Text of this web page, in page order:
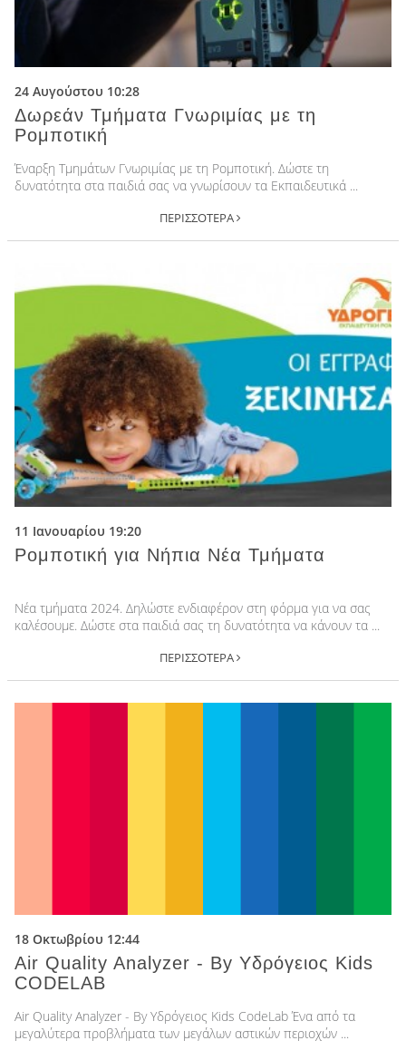
24 Αυγούστου 10:28
Δωρεάν Τμήματα Γνωριμίας με τη
Ρομποτική
Έναρξη Τμημάτων Γνωριμίας με τη Ρομποτική. Δώστε τη
δυνατότητα στα παιδιά σας να γνωρίσουν τα Εκπαιδευτικά ...
ΠΕΡΙΣΣΟΤΕΡΑ
11 Ιανουαρίου 19:20
Ρομποτική για Νήπια Νέα Τμήματα
Νέα τμήματα 2024. Δηλώστε ενδιαφέρον στη φόρμα για να σας
καλέσουμε. Δώστε στα παιδιά σας τη δυνατότητα να κάνουν τα ...
ΠΕΡΙΣΣΟΤΕΡΑ
18 Οκτωβρίου 12:44
Air Quality Analyzer - By Υδρόγειος Kids
CODELAB
Air Quality Analyzer - By Υδρόγειος Kids CodeLab Ένα από τα
μεγαλύτερα προβλήματα των μεγάλων αστικών περιοχών ...